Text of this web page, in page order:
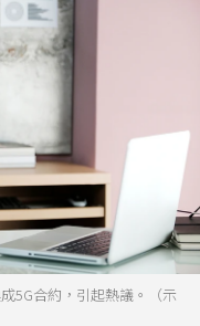
5G合約，引起熱議。（示